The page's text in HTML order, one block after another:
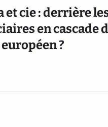
et cie : derrière
en cascade
?